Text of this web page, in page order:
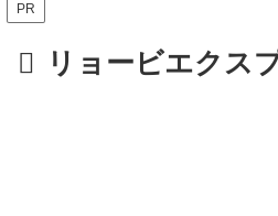
PR
リョービエクス